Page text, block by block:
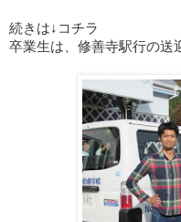
続きは↓コチラ
卒業生は、修善寺駅行の